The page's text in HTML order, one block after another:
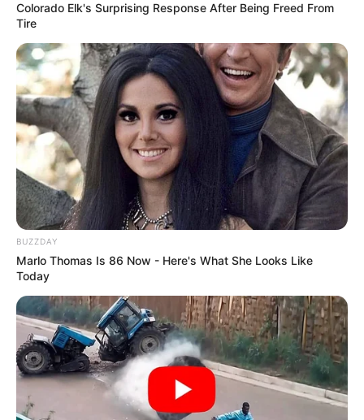
Arthrologist Begs To Stop Buying Knee Braces - Do
This Instead
FORGE BODY
She Chose To Remove The Tattoos On Her Face.
Look At Her Now
Kate Thought No One Noticed, But It Was Caught On
Tape
Colorado Elk's Surprising Response After Being Freed From
Tire
BUZZDAY
Marlo Thomas Is 86 Now - Here's What She Looks Like
Today